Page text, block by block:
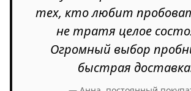
тех, кто любит
не тратя целое
Огромный выбор
быстрая